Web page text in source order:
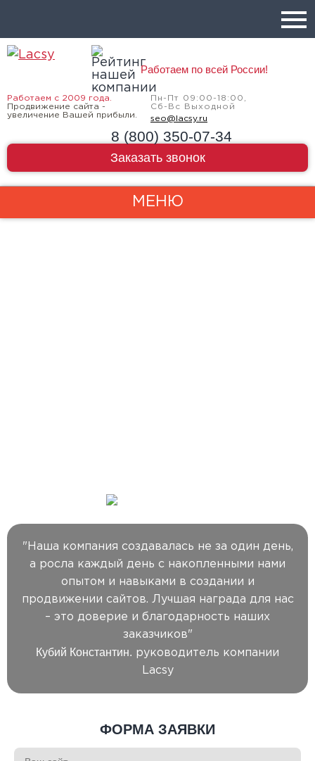
Работаем по всей России!
Работаем с 2009 года.
Продвижение сайта -
увеличение Вашей прибыли.
Пн-Пт 09:00-18:00,
Сб-Вс Выходной
seo@lacsy.ru
8 (800) 350-07-34
Заказать звонок
МЕНЮ
"Наша компания создавалась не за один день,
а росла каждый день с накопленными нами
опытом и навыками в создании и
продвижении сайтов. Лучшая награда для нас
– это доверие и благодарность наших
заказчиков"
Кубий Константин. руководитель компании
Lacsy
ФОРМА ЗАЯВКИ